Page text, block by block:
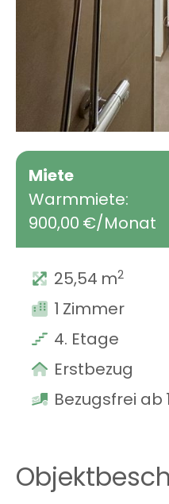
Miete
Warmmiete:
900,00 €/Monat
25,54 m2
1 Zimmer
4. Etage
Erstbezug
Bezugsfrei ab